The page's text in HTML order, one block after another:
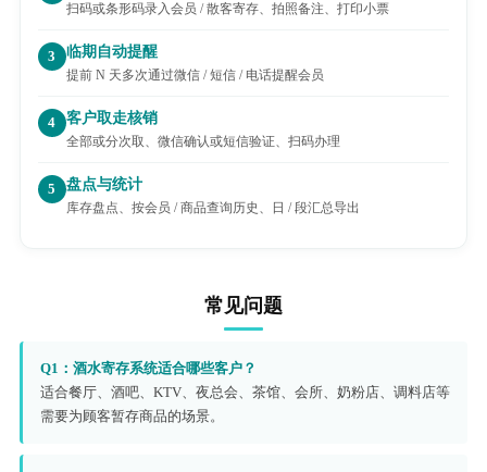
扫码或条形码录入会员 / 散客寄存、拍照备注、打印小票
3 临期自动提醒
提前 N 天多次通过微信 / 短信 / 电话提醒会员
4 客户取走核销
全部或分次取、微信确认或短信验证、扫码办理
5 盘点与统计
库存盘点、按会员 / 商品查询历史、日 / 段汇总导出
常见问题
Q1：酒水寄存系统适合哪些客户？
适合餐厅、酒吧、KTV、夜总会、茶馆、会所、奶粉店、调料店等
需要为顾客暂存商品的场景。